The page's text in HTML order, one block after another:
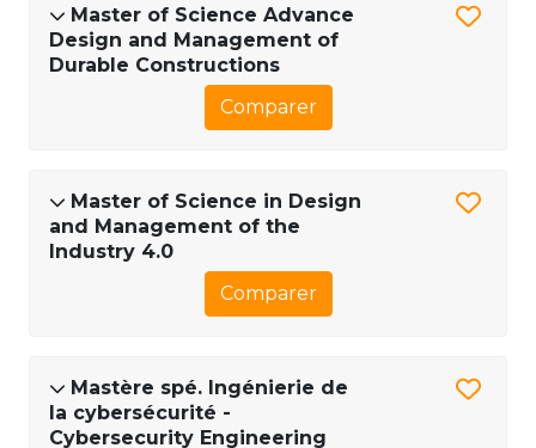
Master of Science Advance
Design and Management of
Durable Constructions
Comparer
Master of Science in Design
and Management of the
Industry 4.0
Comparer
Mastère spé. Ingénierie de
la cybersécurité -
Cybersecurity Engineering